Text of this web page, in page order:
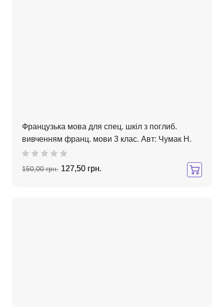
Французька мова для спец. шкіл з поглиб.
вивченням франц. мови 3 клас. Авт: Чумак Н.
150,00 грн. 127,50 грн.